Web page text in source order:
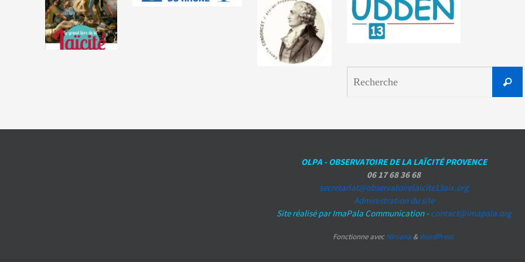
OLPA - OBSERVATOIRE DE LA LAÏCITÉ PROVENCE
06 17 68 36 68
secretariat@observatoirelaicite13aix.org
Administration du site
Site réalisé par ImaPala Communication - contact@imapala.org
Fonctionne avecNirvana & WordPress.